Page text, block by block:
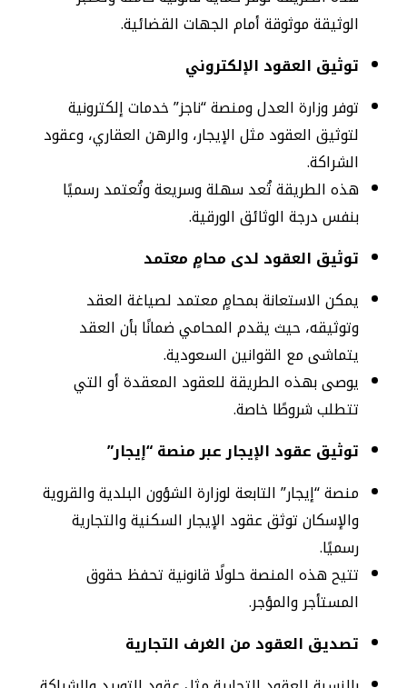
الوثيقة موثوقة أمام الجهات القضائية.
توثيق العقود الإلكتروني
توفر وزارة العدل ومنصة “ناجز” خدمات إلكترونية
لتوثيق العقود مثل الإيجار، والرهن العقاري، وعقود
الشراكة.
هذه الطريقة تُعد سهلة وسريعة وتُعتمد رسميًا
بنفس درجة الوثائق الورقية.
توثيق العقود لدى محامٍ معتمد
يمكن الاستعانة بمحامٍ معتمد لصياغة العقد
وتوثيقه، حيث يقدم المحامي ضمانًا بأن العقد
يتماشى مع القوانين السعودية.
يوصى بهذه الطريقة للعقود المعقدة أو التي
تتطلب شروطًا خاصة.
توثيق عقود الإيجار عبر منصة “إيجار”
منصة “إيجار” التابعة لوزارة الشؤون البلدية والقروية
والإسكان توثق عقود الإيجار السكنية والتجارية
رسميًا.
تتيح هذه المنصة حلولًا قانونية تحفظ حقوق
المستأجر والمؤجر.
تصديق العقود من الغرف التجارية